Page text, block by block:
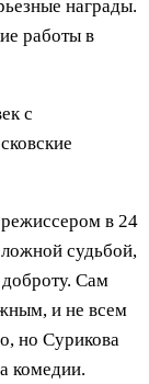
награды.
работы в
с
в 24
судьбой,
Сам
и не всем
но Сурикова
комедии.